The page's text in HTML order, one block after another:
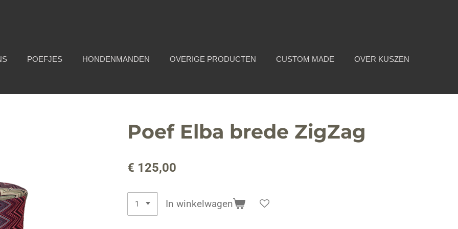
POEFJES HONDENMANDEN OVERIGE PRODUCTEN CUSTOM MADE
OVER KUSZEN
Poef Elba brede ZigZag
€ 125,00
In winkelwagen